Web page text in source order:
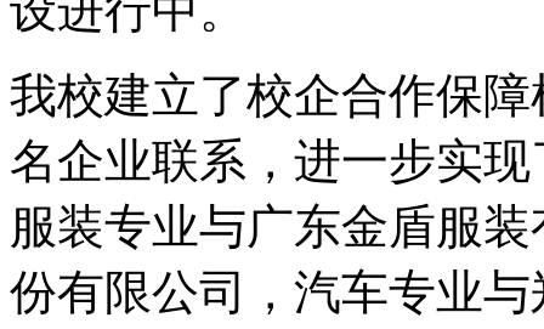
我校建立了校企合作保
名企业联系，进一步实
服装专业与广东金盾服
份有限公司，汽车专业